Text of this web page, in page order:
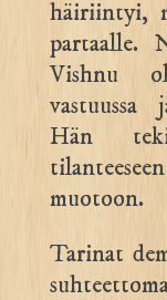
häiriintyi,
partaalle.
Vishnu
vastuussa
Hän
muotoon.
Tarinat